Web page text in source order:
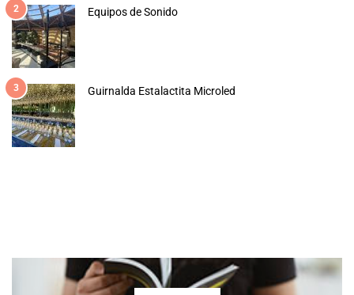
2 Equipos de Sonido
3 Guirnalda Estalactita Microled